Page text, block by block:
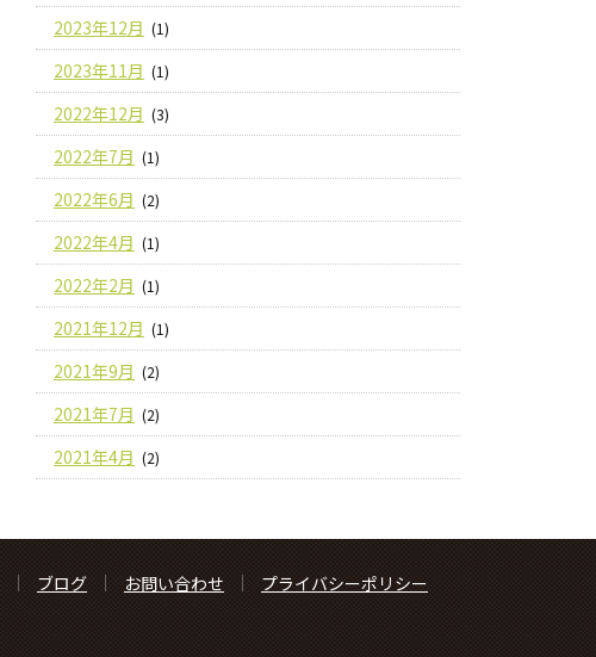
2023年12月 (1)
2023年11月 (1)
2022年12月 (3)
2022年7月 (1)
2022年6月 (2)
2022年4月 (1)
2022年2月 (1)
2021年12月 (1)
2021年9月 (2)
2021年7月 (2)
2021年4月 (2)
ブログ お問い合わせ プライバシーポリシー